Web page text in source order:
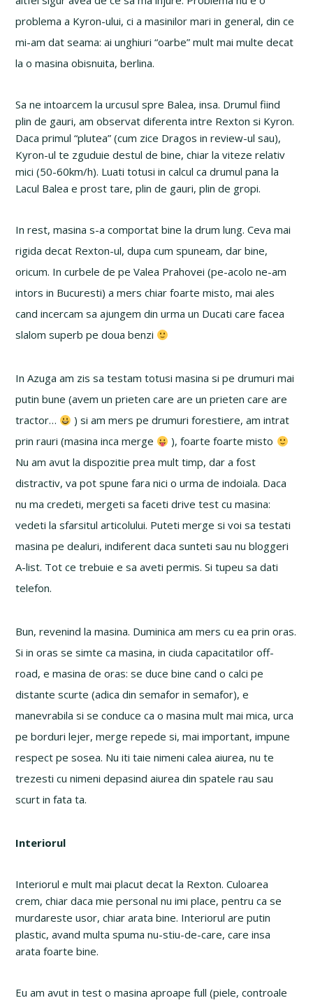
problema a Kyron-ului, ci a masinilor mari in general, din ce
mi-am dat seama: ai unghiuri “oarbe” mult mai multe decat
la o masina obisnuita, berlina.
Sa ne intoarcem la urcusul spre Balea, insa. Drumul fiind
plin de gauri, am observat diferenta intre Rexton si Kyron.
Daca primul “plutea” (cum zice Dragos in review-ul sau),
Kyron-ul te zguduie destul de bine, chiar la viteze relativ
mici (50-60km/h). Luati totusi in calcul ca drumul pana la
Lacul Balea e prost tare, plin de gauri, plin de gropi.
In rest, masina s-a comportat bine la drum lung. Ceva mai
rigida decat Rexton-ul, dupa cum spuneam, dar bine,
oricum. In curbele de pe Valea Prahovei (pe-acolo ne-am
intors in Bucuresti) a mers chiar foarte misto, mai ales
cand incercam sa ajungem din urma un Ducati care facea
slalom superb pe doua benzi
In Azuga am zis sa testam totusi masina si pe drumuri mai
putin bune (avem un prieten care are un prieten care are
tractor…
) si am mers pe drumuri forestiere, am intrat
prin rauri (masina inca merge
), foarte foarte misto
Nu am avut la dispozitie prea mult timp, dar a fost
distractiv, va pot spune fara nici o urma de indoiala. Daca
nu ma credeti, mergeti sa faceti drive test cu masina:
vedeti la sfarsitul articolului. Puteti merge si voi sa testati
masina pe dealuri, indiferent daca sunteti sau nu bloggeri
A-list. Tot ce trebuie e sa aveti permis. Si tupeu sa dati
telefon.
Bun, revenind la masina. Duminica am mers cu ea prin oras.
Si in oras se simte ca masina, in ciuda capacitatilor off-
road, e masina de oras: se duce bine cand o calci pe
distante scurte (adica din semafor in semafor), e
manevrabila si se conduce ca o masina mult mai mica, urca
pe borduri lejer, merge repede si, mai important, impune
respect pe sosea. Nu iti taie nimeni calea aiurea, nu te
trezesti cu nimeni depasind aiurea din spatele rau sau
scurt in fata ta.
Interiorul
Interiorul e mult mai placut decat la Rexton. Culoarea
crem, chiar daca mie personal nu imi place, pentru ca se
murdareste usor, chiar arata bine. Interiorul are putin
plastic, avand multa spuma nu-stiu-de-care, care insa
arata foarte bine.
Eu am avut in test o masina aproape full (piele, controale